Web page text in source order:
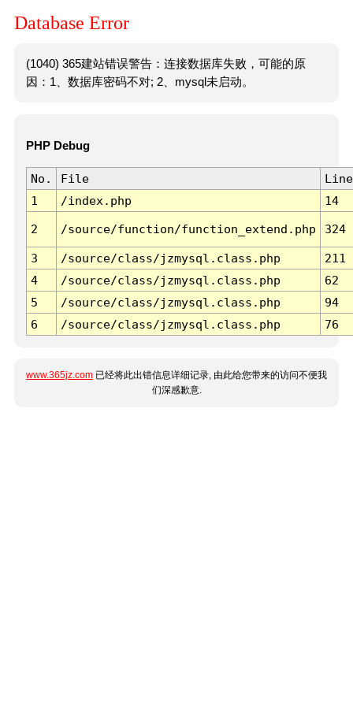
Database Error
(1040) 365建站错误警告：连接数据库失败，可能的原
因：1、数据库密码不对; 2、mysql未启动。
PHP Debug
No. File
Line
1
/index.php 14
2 /source/function/function_extend.php 324
3 /source/class/jzmysql.class.php
211
4
/source/class/jzmysql.class.php
62
5
/source/class/jzmysql.class.php
94
6
/source/class/jzmysql.class.php 76
www.365jz.com 已经将此出错信息详细记录, 由此给您带来的访问不便我
们深感歉意.